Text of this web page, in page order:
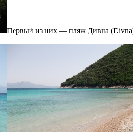
Первый из них — пляж Дивна (Divna).